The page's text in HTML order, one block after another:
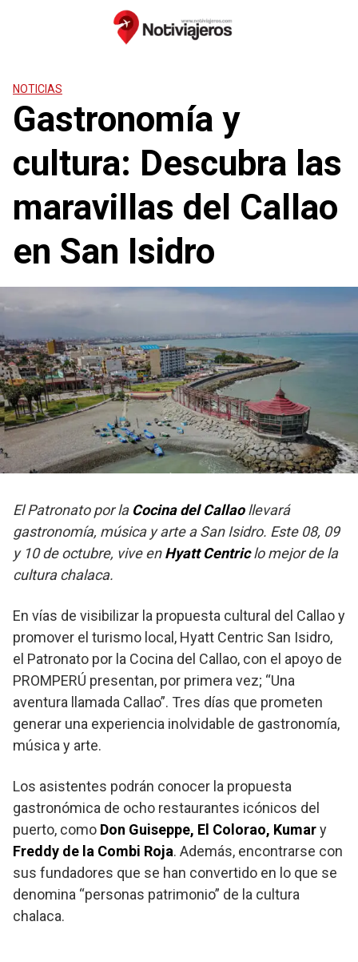
NOTICIAS
Gastronomía y
cultura: Descubra las
maravillas del Callao
en San Isidro
El Patronato por la Cocina del Callaollevará
gastronomía, música y arte a San Isidro. Este 08, 09
y 10 de octubre, vive enHyatt Centriclo mejor de la
cultura chalaca.
En vías de visibilizar la propuesta cultural del Callao y
promover el turismo local, Hyatt Centric San Isidro,
el Patronato por la Cocina del Callao, con el apoyo de
PROMPERÚ presentan, por primera vez; “Una
aventura llamada Callao”. Tres días que prometen
generar una experiencia inolvidable de gastronomía,
música y arte.
Los asistentes podrán conocer la propuesta
gastronómica de ocho restaurantes icónicos del
puerto, como Don Guiseppe, El Colorao, Kumary
Freddy de la Combi Roja. Además, encontrarse con
sus fundadores que se han convertido en lo que se
denomina “personas patrimonio” de la cultura
chalaca.